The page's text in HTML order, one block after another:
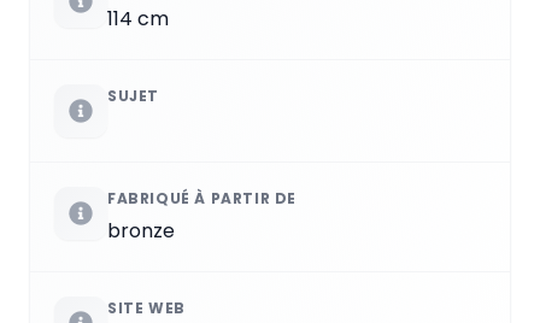
114 cm
SUJET
FABRIQUÉ À PARTIR DE
bronze
SITE WEB